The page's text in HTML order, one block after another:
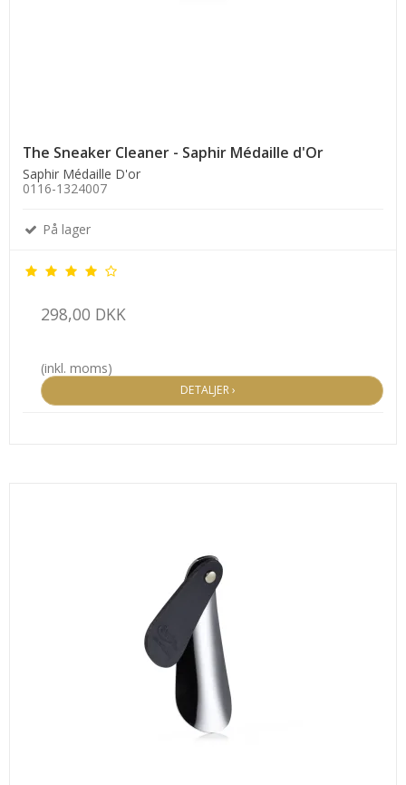
The Sneaker Cleaner - Saphir Médaille d'Or
Saphir Médaille D'or
0116-1324007
På lager
298,00 DKK
(inkl. moms)
DETALJER ›